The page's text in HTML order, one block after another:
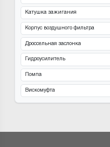
Катушка зажигания
Корпус воздушного фильтра
Дроссельная заслонка
Гидроусилитель
Помпа
Вискомуфта